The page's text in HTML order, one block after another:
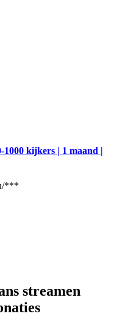
kijkers | 1 maand |
***
streamen